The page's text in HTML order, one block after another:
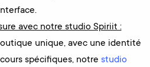
avec notre studio Spiriit :
unique, avec une identité
spécifiques, notre studio